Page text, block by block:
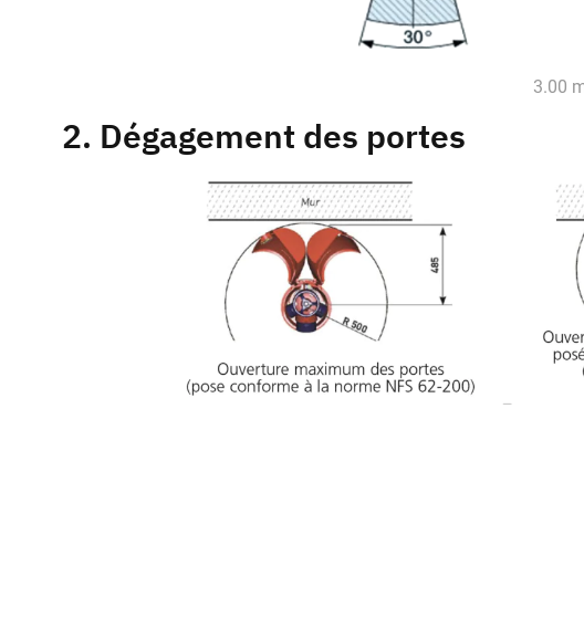
3.00
2. Dégagement des portes